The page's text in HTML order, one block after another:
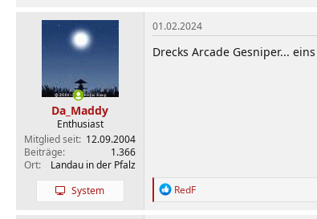
Da_Maddy
Enthusiast
Mitglied seit 12.09.2004
Beiträge
1.366
Ort
Landau in der Pfalz
System
01.02.2024
Drecks Arcade Gesniper...
R
RedF